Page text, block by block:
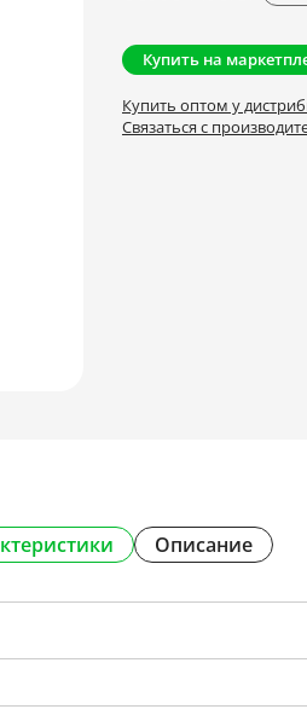
Купить на
Купить оптом у
Связаться с
Описание